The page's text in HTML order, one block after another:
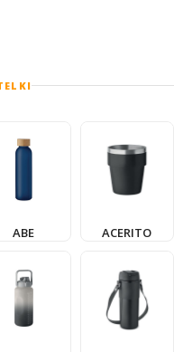
ABE ACERITO